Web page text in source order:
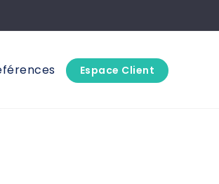
Espace Client